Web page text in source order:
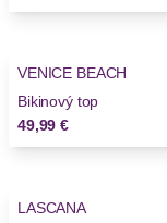
VENICE BEACH
Bikinový top
49,99 €
LASCANA